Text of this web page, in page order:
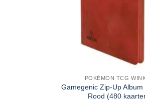
POKÉMON TCG
Gamegenic Zip-Up Album
Rood (480